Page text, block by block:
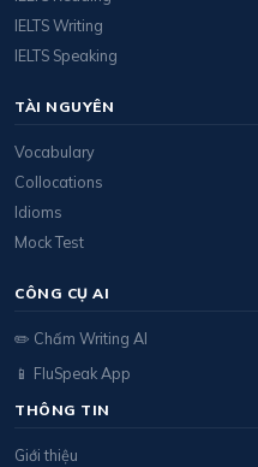
IELTS Writing
IELTS Speaking
TÀI NGUYÊN
Vocabulary
Collocations
Idioms
Mock Test
CÔNG CỤ AI
✏️ Chấm Writing AI
📱 FluSpeak App
THÔNG TIN
Giới thiệu